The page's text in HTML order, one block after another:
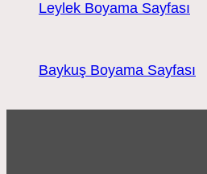
Leylek Boyama Sayfası
Baykuş Boyama Sayfası